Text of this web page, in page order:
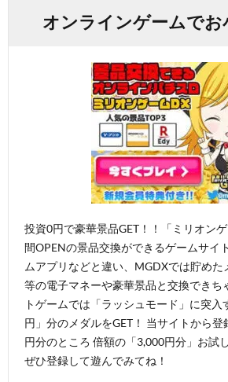
オンラインゲームでお
投資0円で豪華景品GET！！「ミリオン
間OPENの景品交換ができるゲームサイ
ムアプリなどと違い、MGDXでは貯めた
等の電子マネーや豪華景品と交換できち
トゲームでは「ラッシュモード」に突入
円」分のメダルをGET！ 当サイトから
円分のところ 倍額の「3,000円分」お試
ぜひ登録して遊んでみてね！